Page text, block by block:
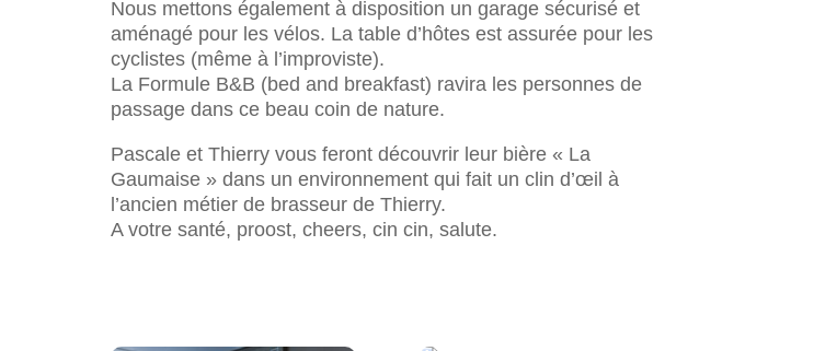
Nous mettons également à disposition un garage sécurisé et
aménagé pour les vélos. La table d’hôtes est assurée pour les
cyclistes (même à l’improviste).
La Formule B&B (bed and breakfast) ravira les personnes de
passage dans ce beau coin de nature.
Pascale et Thierry vous feront découvrir leur bière « La
Gaumaise » dans un environnement qui fait un clin d’œil à
l’ancien métier de brasseur de Thierry.
A votre santé, proost, cheers, cin cin, salute.